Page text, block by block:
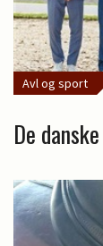
Avl og sport
De